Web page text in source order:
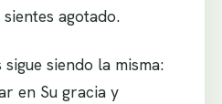
agotado.
siendo la misma:
en Su gracia y